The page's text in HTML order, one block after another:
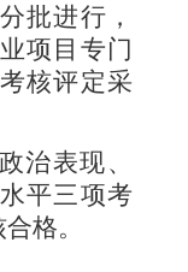
批进行，
项目专门
核评定采
治表现、
平三项考
格。